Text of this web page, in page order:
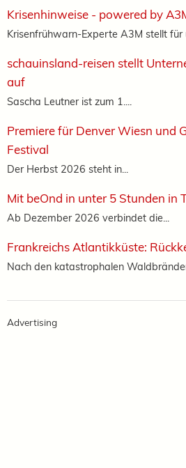
Krisenhinweise - powered by
Krisenfrühwarn-Experte A3M stellt für
schauinsland-reisen stellt
auf
Sascha Leutner ist zum 1....
Premiere für Denver Wiesn und
Festival
Der Herbst 2026 steht in...
Mit beOnd in unter 5 Stunden in
Ab Dezember 2026 verbindet die...
Frankreichs Atlantikküste:
Nach den katastrophalen Waldbränden
Advertising